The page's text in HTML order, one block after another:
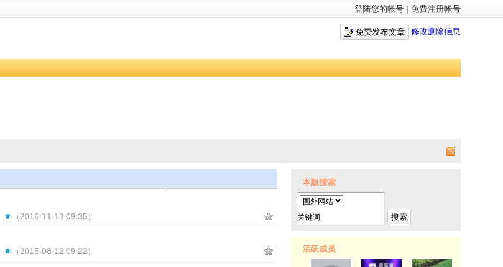
登陆您的帐号 | 免费注册帐号
免费发布文章 修改删除信息
（2016-11-13 09:35）
（2015-08-12 09:22）
本版搜索
搜索
活跃成员